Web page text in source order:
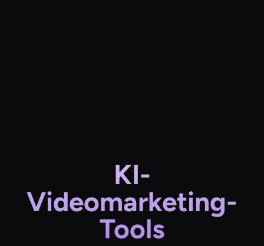
KI-
Videomarketing-
Tools